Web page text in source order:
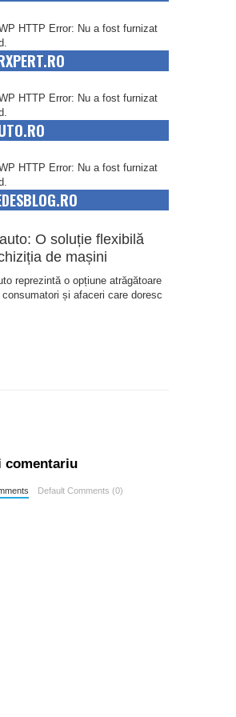
HTTP Error: Nu a fost furnizat
HTTP Error: Nu a fost furnizat
HTTP Error: Nu a fost furnizat
O soluție flexibilă
de mașini
reprezintă o opțiune atrăgătoare
și afaceri care doresc
comentariu
Default Comments (0)